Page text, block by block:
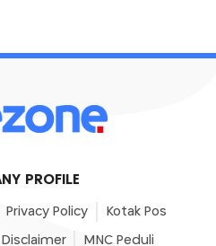
PROFILE
Privacy Policy Kotak Pos
Disclaimer MNC Peduli